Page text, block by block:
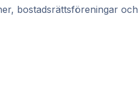
bostadsrättsföreningar och